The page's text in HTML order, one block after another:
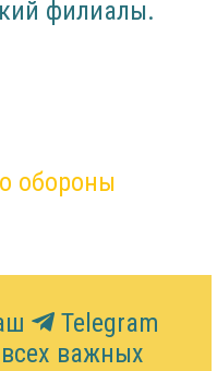
филиалы.
обороны
Telegram
всех важных